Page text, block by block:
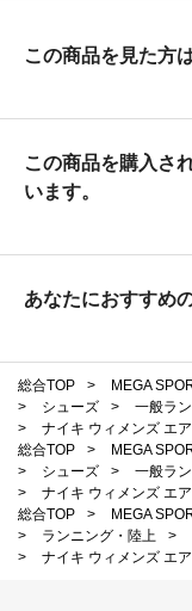
この商品を見た方
この商品を購入さ
います。
あなたにおすすめ
総合TOP > MEGA
>
シューズ >
一般ラ
>
ナイキ ウィメンズ エ
総合TOP
> MEGA
>
シューズ >
一般ラ
>
ナイキ ウィメンズ エ
総合TOP
> MEGA
>
ランニング・陸上 >
>
ナイキ ウィメンズ エ